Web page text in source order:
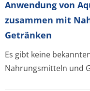
Anwendung von
zusammen mit
Getränken
Es gibt keine
Nahrungsmitteln und